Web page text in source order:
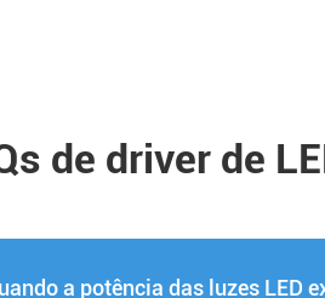
de driver de
a potência das luzes LED